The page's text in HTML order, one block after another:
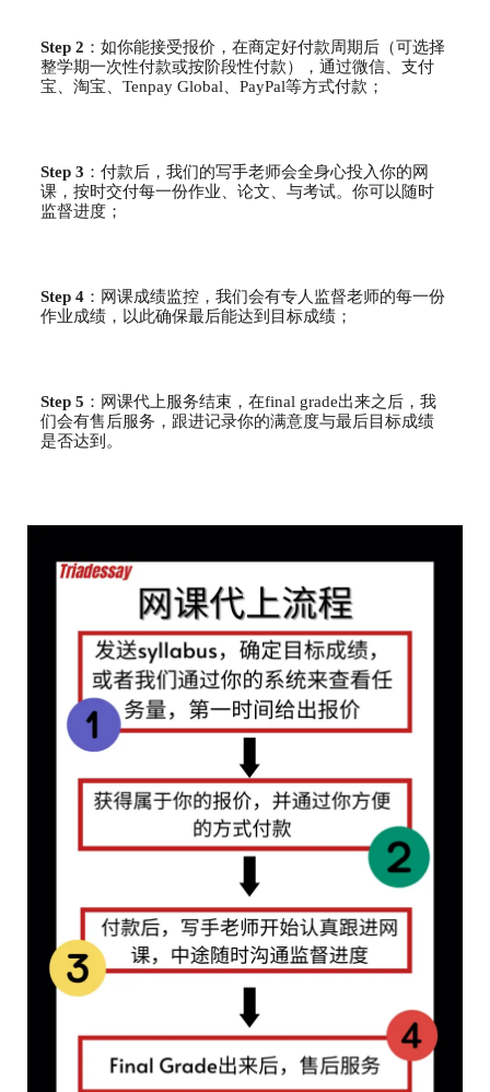
Step 2 ：如你能接受报价，在商定好付款周期后（可选择
整学期一次性付款或按阶段性付款），通过微信、支付
宝、淘宝、Tenpay Global、PayPal等方式付款；
Step 3 ：付款后，我们的写手老师会全身心投入你的网
课，按时交付每一份作业、论文、与考试。你可以随时
监督进度；
Step 4：网课成绩监控，我们会有专人监督老师的每一份
作业成绩，以此确保最后能达到目标成绩；
Step 5 ：网课代上服务结束，在final grade出来之后，我
们会有售后服务，跟进记录你的满意度与最后目标成绩
是否达到。